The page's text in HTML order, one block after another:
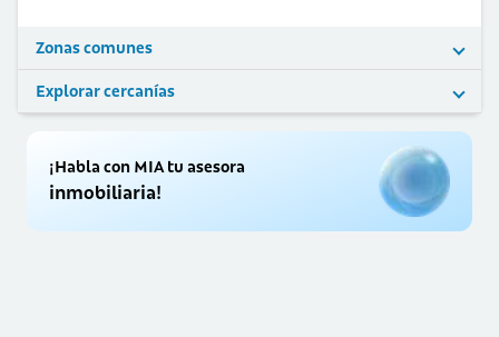
Zonas comunes
Explorar cercanías
¡Habla con MIA tu asesora
inmobiliaria!